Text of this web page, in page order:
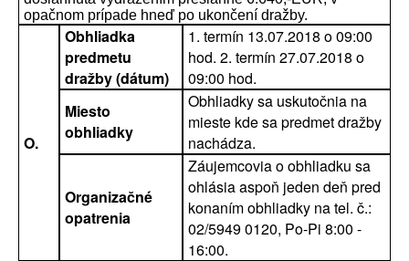
opačnom prípade hneď po ukončení dražby.
O.
Obhliadka
predmetu
dražby (dátum)
1. termín 13.07.2018 o 09:00
hod. 2. termín 27.07.2018 o
09:00 hod.
Miesto
obhliadky
Obhliadky sa uskutočnia na
mieste kde sa predmet dražby
nachádza.
Organizačné
opatrenia
Záujemcovia o obhliadku sa
ohlásia aspoň jeden deň pred
konaním obhliadky na tel. č.:
02/5949 0120, Po-Pi 8:00 -
16:00.